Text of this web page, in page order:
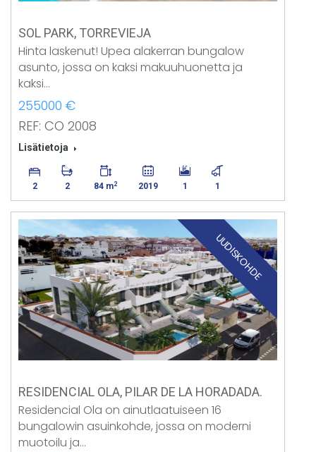
SOL PARK, TORREVIEJA
Hinta laskenut! Upea alakerran bungalow
asunto, jossa on kaksi makuuhuonetta ja
kaksi…
255000 €
REF: CO 2008
Lisätietoja
2 2 84 m2 2019 1 1
UUDISKOHDE
RESIDENCIAL OLA, PILAR DE LA HORADADA.
Residencial Ola on ainutlaatuiseen 16
bungalowin asuinkohde, jossa on moderni
muotoilu ja…